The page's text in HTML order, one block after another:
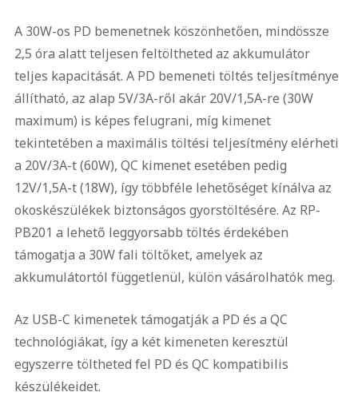
A 30W-os PD bemenetnek köszönhetően, mindössze
2,5 óra alatt teljesen feltöltheted az akkumulátor
teljes kapacitását. A PD bemeneti töltés teljesítménye
állítható, az alap 5V/3A-ről akár 20V/1,5A-re (30W
maximum) is képes felugrani, míg kimenet
tekintetében a maximális töltési teljesítmény elérheti
a 20V/3A-t (60W), QC kimenet esetében pedig
12V/1,5A-t (18W), így többféle lehetőséget kínálva az
okoskészülékek biztonságos gyorstöltésére. Az RP-
PB201 a lehető leggyorsabb töltés érdekében
támogatja a 30W fali töltőket, amelyek az
akkumulátortól függetlenül, külön vásárolhatók meg.
Az USB-C kimenetek támogatják a PD és a QC
technológiákat, így a két kimeneten keresztül
egyszerre töltheted fel PD és QC kompatibilis
készülékeidet.